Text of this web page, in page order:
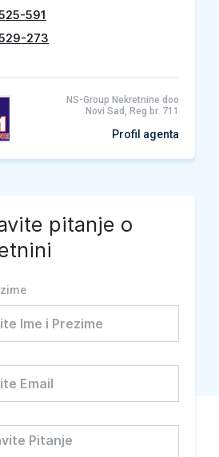
591
273
NS-Group Nekretnine doo
Novi Sad, Reg.br. 711
Profil agenta
pitanje o